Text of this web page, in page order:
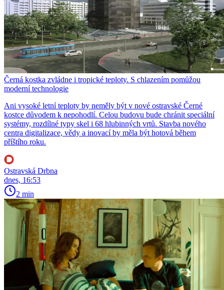
Černá kostka zvládne i tropické teploty. S chlazením pomůžou
moderní technologie
Ani vysoké letní teploty by neměly být v nové ostravské Černé
kostce důvodem k nepohodlí. Celou budovu bude chránit speciální
systémy, rozdílné typy skel i 68 hlubinných vrtů. Stavba nového
centra digitalizace, vědy a inovací by měla být hotová během
příštího roku.
Ostravská Drbna
dnes, 16:53
2 min